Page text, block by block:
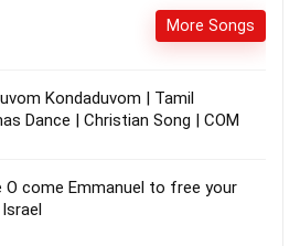
More Songs
Kondaduvom | Tamil
Dance | Christian Song | COM
O come Emmanuel to free your